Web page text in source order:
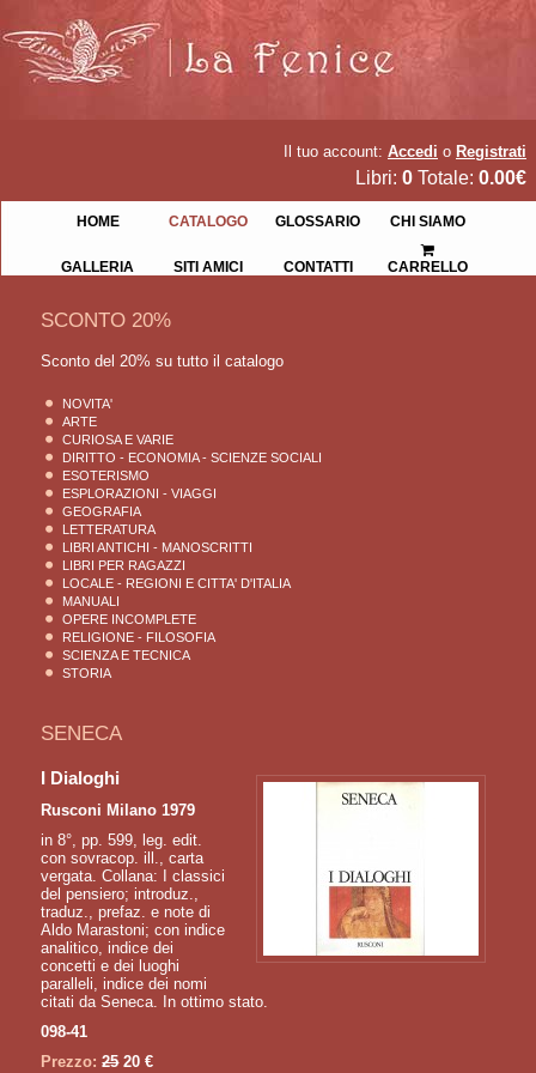
Il tuo account: Accedi o Registrati
Libri: 0 Totale: 0.00€
HOME CATALOGO GLOSSARIO CHI SIAMO
GALLERIA SITI AMICI CONTATTI CARRELLO
SCONTO 20%
Sconto del 20% su tutto il catalogo
NOVITA'
ARTE
CURIOSA E VARIE
DIRITTO - ECONOMIA - SCIENZE SOCIALI
ESOTERISMO
ESPLORAZIONI - VIAGGI
GEOGRAFIA
LETTERATURA
LIBRI ANTICHI - MANOSCRITTI
LIBRI PER RAGAZZI
LOCALE - REGIONI E CITTA' D'ITALIA
MANUALI
OPERE INCOMPLETE
RELIGIONE - FILOSOFIA
SCIENZA E TECNICA
STORIA
SENECA
I Dialoghi
Rusconi Milano 1979
in 8°, pp. 599, leg. edit.
con sovracop. ill., carta
vergata. Collana: I classici
del pensiero; introduz.,
traduz., prefaz. e note di
Aldo Marastoni; con indice
analitico, indice dei
concetti e dei luoghi
paralleli, indice dei nomi
citati da Seneca. In ottimo stato.
098-41
Prezzo: 2520 €